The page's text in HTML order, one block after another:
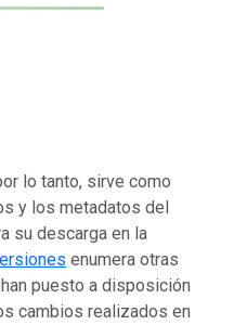
lo tanto, sirve como
y los metadatos del
su descarga en la
enumera otras
puesto a disposición
cambios realizados en